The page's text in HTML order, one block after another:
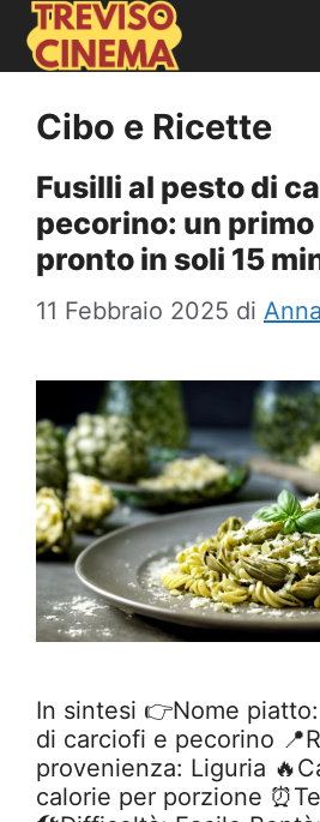
Vai
contenuto
Cibo e Ricette
Fusilli al pesto di
pecorino: un
pronto in soli 15
11 Febbraio 2025 di
In sintesi 👉Nome
di carciofi e pecorino
provenienza: Liguria
calorie per porzione